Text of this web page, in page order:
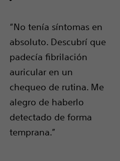
“No tenía síntomas en
absoluto. Descubrí que
padecía fibrilación
auricular en un
chequeo de rutina. Me
alegro de haberlo
detectado de forma
temprana.”